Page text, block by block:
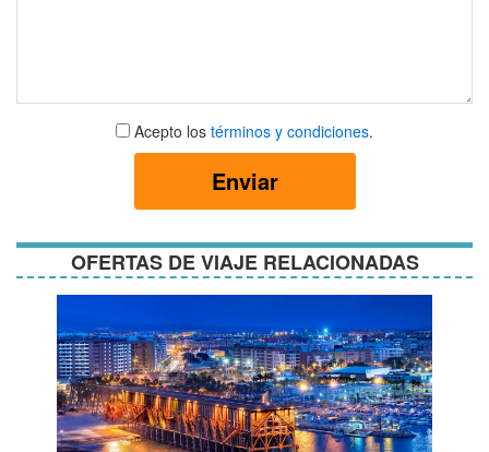
Aceptar
términos
Acepto los términos y condiciones.
Enviar
OFERTAS DE VIAJE RELACIONADAS